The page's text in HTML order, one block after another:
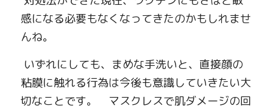
感になる必要もなくなってきたのかもしれませ
んね。
いずれにしても、 まめな手洗いと、直接顔の
粘膜に触れる行為は今後も意識していきたい大
切なことです。　マスクレスで肌ダメージの回